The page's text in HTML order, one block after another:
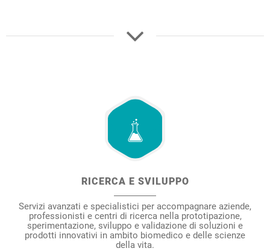
RICERCA E SVILUPPO
Servizi avanzati e specialistici per accompagnare aziende,
professionisti e centri di ricerca nella prototipazione,
sperimentazione, sviluppo e validazione di soluzioni e
prodotti innovativi in ambito biomedico e delle scienze
della vita.